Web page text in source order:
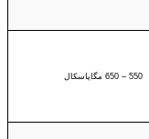
550 – 650 مگاپاسکال